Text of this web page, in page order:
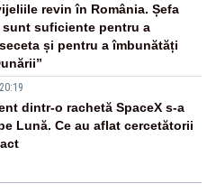
revin în România. Șefa
sunt suficiente pentru a
și pentru a îmbunătăți
dintr-o rachetă SpaceX s-a
Lună. Ce au aflat cercetătorii